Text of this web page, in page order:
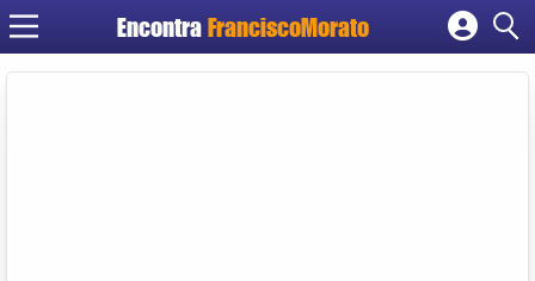
Encontra FranciscoMorato
Cadastrar empresa